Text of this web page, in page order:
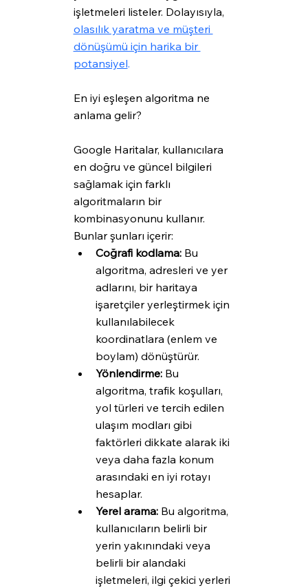
işletmeleri listeler. Dolayısıyla,
olasılık yaratma ve müşteri
dönüşümü için harika bir
potansiyel.
En iyi eşleşen algoritma ne
anlama gelir?
Google Haritalar, kullanıcılara
en doğru ve güncel bilgileri
sağlamak için farklı
algoritmaların bir
kombinasyonunu kullanır.
Bunlar şunları içerir:
Coğrafi kodlama: Bu
algoritma, adresleri ve yer
adlarını, bir haritaya
işaretçiler yerleştirmek için
kullanılabilecek
koordinatlara (enlem ve
boylam) dönüştürür.
Yönlendirme: Bu
algoritma, trafik koşulları,
yol türleri ve tercih edilen
ulaşım modları gibi
faktörleri dikkate alarak iki
veya daha fazla konum
arasındaki en iyi rotayı
hesaplar.
Yerel arama: Bu algoritma,
kullanıcıların belirli bir
yerin yakınındaki veya
belirli bir alandaki
işletmeleri, ilgi çekici yerleri